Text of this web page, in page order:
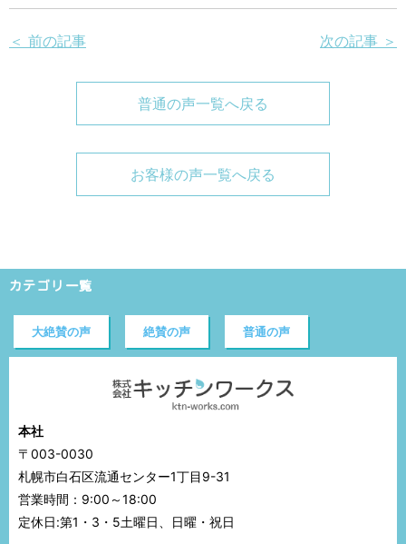
＜ 前の記事 次の記事 ＞
普通の声一覧へ戻る
お客様の声一覧へ戻る
カテゴリ一覧
大絶賛の声 絶賛の声 普通の声
本社
〒003-0030
札幌市白石区流通センター1丁目9-31
営業時間：9:00～18:00
定休日:第1・3・5土曜日、日曜・祝日